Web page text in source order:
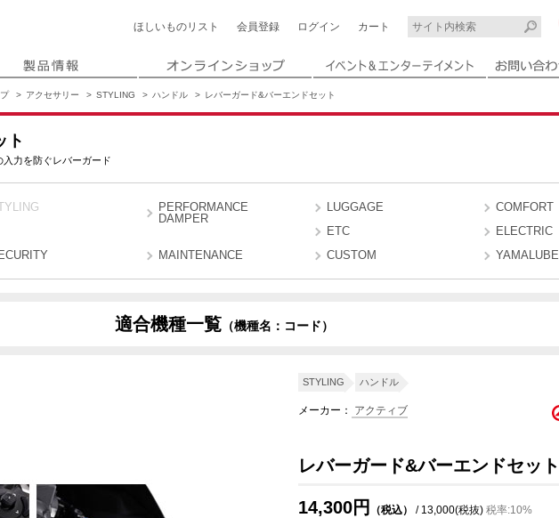
ほしいもの リスト 会員登録 ログイン カート
アクセサリー STYLING ハンドル レバーガード&バーエンドセット
ト
力を防ぐレバーガード
PERFORMANCE
DAMPER
LUGGAGE
COMFORT
ETC
ELECTRIC
MAINTENANCE CUSTOM YAMALUBE
適合機種一覧 （機種名：コード）
STYLING ハンドル
メーカー： アクティブ
レバーガード&バーエンドセット
14,300円 （税込） / 13,000(税抜) 税率:10%